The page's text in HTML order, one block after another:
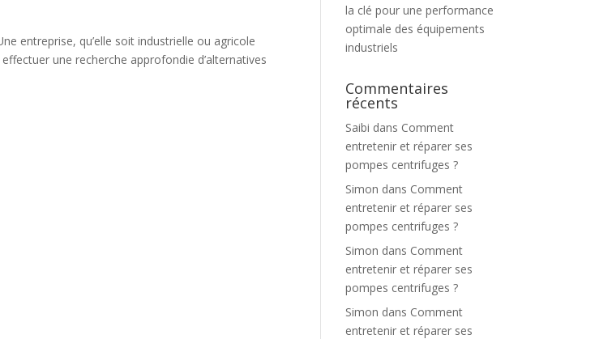
entreprise, qu’elle soit industrielle ou agricole
une recherche approfondie d’alternatives
la clé pour une performance
optimale des équipements
industriels
Commentaires
récents
Saibi dans Comment
entretenir et réparer ses
pompes centrifuges ?
Simon dans Comment
entretenir et réparer ses
pompes centrifuges ?
Simon dans Comment
entretenir et réparer ses
pompes centrifuges ?
Simon dans Comment
entretenir et réparer ses